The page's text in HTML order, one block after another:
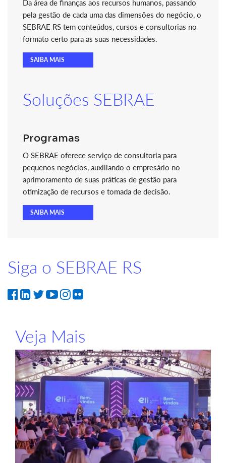
Da área de finanças aos recursos humanos, passando
pela gestão de cada uma das dimensões do negócio, o
SEBRAE RS tem conteúdos, cursos e consultorias no
formato certo para as suas necessidades.
SAIBA MAIS
Soluções SEBRAE
Programas
O SEBRAE oferece serviço de consultoria para
pequenos negócios, auxiliando o empresário no
aprimoramento de suas práticas de gestão para
otimização de recursos e tomada de decisão.
SAIBA MAIS
Siga o SEBRAE RS
Veja Mais